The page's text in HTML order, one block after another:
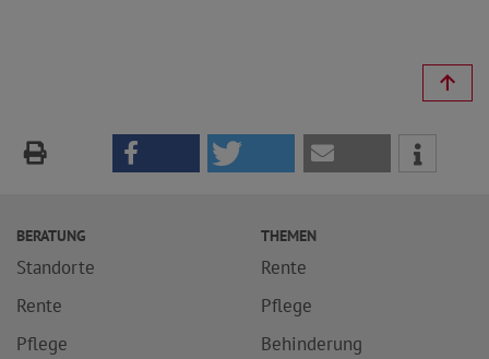
BERATUNG
Standorte
Rente
Pflege
THEMEN
Rente
Pflege
Behinderung